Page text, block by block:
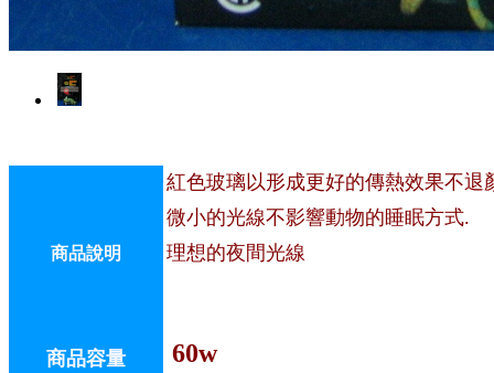
商品說明
紅色玻璃以形成更好的傳熱效果不退
微小的光線不影響動物的睡眠方式.
理想的夜間光線
商品容量 60w